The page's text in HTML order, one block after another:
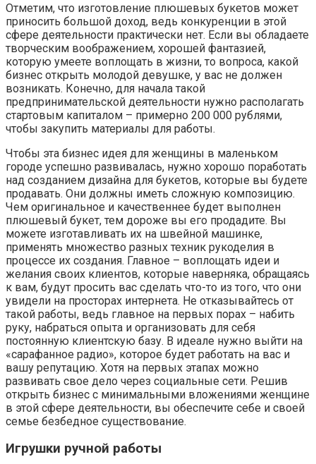
Отметим, что изготовление плюшевых букетов может
приносить большой доход, ведь конкуренции в этой
сфере деятельности практически нет. Если вы обладаете
творческим воображением, хорошей фантазией,
которую умеете воплощать в жизни, то вопроса, какой
бизнес открыть молодой девушке, у вас не должен
возникать. Конечно, для начала такой
предпринимательской деятельности нужно располагать
стартовым капиталом – примерно 200 000 рублями,
чтобы закупить материалы для работы.
Чтобы эта бизнес идея для женщины в маленьком
городе успешно развивалась, нужно хорошо поработать
над созданием дизайна для букетов, которые вы будете
продавать. Они должны иметь сложную композицию.
Чем оригинальное и качественнее будет выполнен
плюшевый букет, тем дороже вы его продадите. Вы
можете изготавливать их на швейной машинке,
применять множество разных техник рукоделия в
процессе их создания. Главное – воплощать идеи и
желания своих клиентов, которые наверняка, обращаясь
к вам, будут просить вас сделать что-то из того, что они
увидели на просторах интернета. Не отказывайтесь от
такой работы, ведь главное на первых порах – набить
руку, набраться опыта и организовать для себя
постоянную клиентскую базу. В идеале нужно выйти на
«сарафанное радио», которое будет работать на вас и
вашу репутацию. Хотя на первых этапах можно
развивать свое дело через социальные сети. Решив
открыть бизнес с минимальными вложениями женщине
в этой сфере деятельности, вы обеспечите себе и своей
семье безбедное существование.
Игрушки ручной работы